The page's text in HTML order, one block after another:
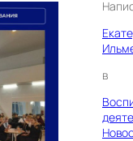
в